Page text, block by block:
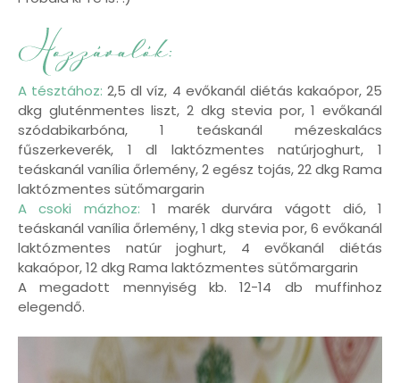
A tésztához: 2,5 dl víz, 4 evőkanál diétás kakaópor, 25
dkg gluténmentes liszt, 2 dkg stevia por, 1 evőkanál
szódabikarbóna, 1 teáskanál mézeskalács
fűszerkeverék, 1 dl laktózmentes natúrjoghurt, 1
teáskanál vanília őrlemény, 2 egész tojás, 22 dkg Rama
laktózmentes sütőmargarin
A csoki mázhoz: 1 marék durvára vágott dió, 1
teáskanál vanília őrlemény, 1 dkg stevia por, 6 evőkanál
laktózmentes natúr joghurt, 4 evőkanál diétás
kakaópor, 12 dkg Rama laktózmentes sütőmargarin
A megadott mennyiség kb. 12-14 db muffinhoz
elegendő.